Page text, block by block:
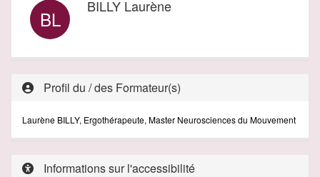
BL
BILLY Laurène
Profil du / des Formateur(s)
Laurène BILLY, Ergothérapeute, Master Neurosciences du Mouvement
Informations sur l'accessibilité